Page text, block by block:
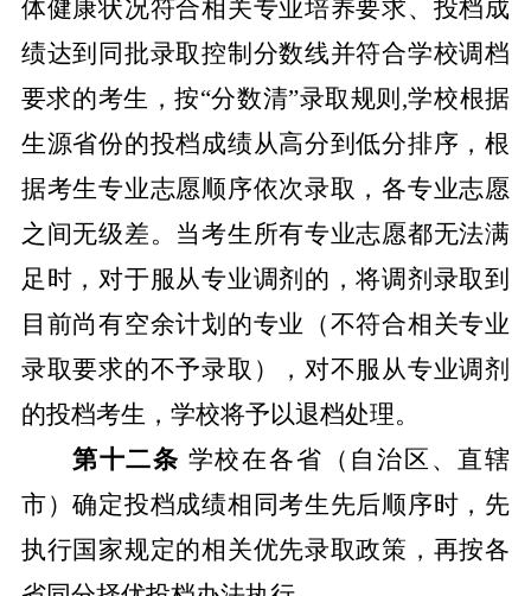
体健康状况符合相关专业培养要求、投档成
绩达到同批录取控制分数线并符合学校调档
要求的考生，按“分数清”录取规则,学校根据
生源省份的投档成绩从高分到低分排序，根
据考生专业志愿顺序依次录取，各专业志愿
之间无级差。当考生所有专业志愿都无法满
足时，对于服从专业调剂的，将调剂录取到
目前尚有空余计划的专业（不符合相关专业
录取要求的不予录取），对不服从专业调剂
的投档考生，学校将予以退档处理。
第十二条 学校在各省（自治区、直辖
市）确定投档成绩相同考生先后顺序时，先
执行国家规定的相关优先录取政策，再按各